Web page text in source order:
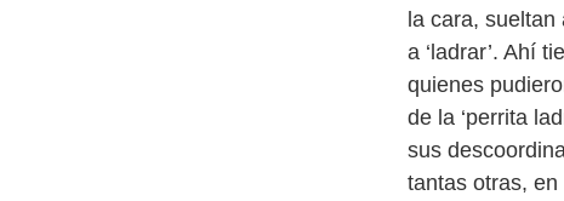
la cara, sueltan
a ‘ladrar’. Ahí
quienes
de la ‘perrita
sus
tantas otras,